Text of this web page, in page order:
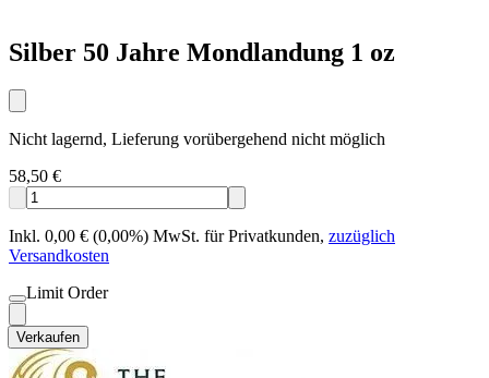
Silber 50 Jahre Mondlandung 1 oz
Nicht lagernd, Lieferung vorübergehend nicht möglich
58,50 €
Inkl. 0,00 € (0,00%) MwSt. für Privatkunden, zuzüglich
Versandkosten
Limit Order
Verkaufen